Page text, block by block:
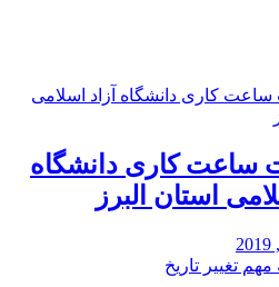
ساعت کاری دانشگاه
استان البرز